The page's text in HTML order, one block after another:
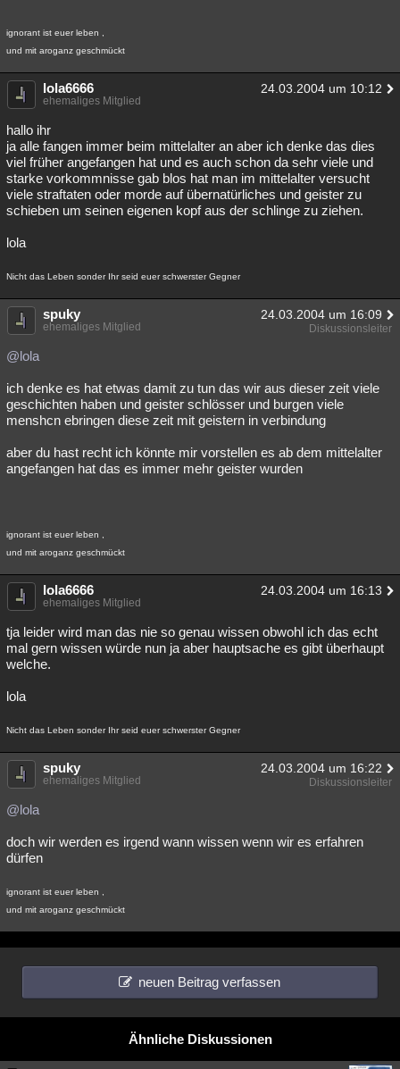
ignorant ist euer leben ,
und mit aroganz geschmückt
lola6666 24.03.2004 um 10:12
ehemaliges Mitglied
hallo ihr
ja alle fangen immer beim mittelalter an aber ich denke das dies
viel früher angefangen hat und es auch schon da sehr viele und
starke vorkommnisse gab blos hat man im mittelalter versucht
viele straftaten oder morde auf übernatürliches und geister zu
schieben um seinen eigenen kopf aus der schlinge zu ziehen.
lola
Nicht das Leben sonder Ihr seid euer schwerster Gegner
spuky 24.03.2004 um 16:09
ehemaliges Mitglied Diskussionsleiter
@lola
ich denke es hat etwas damit zu tun das wir aus dieser zeit viele
geschichten haben und geister schlösser und burgen viele
menshcn ebringen diese zeit mit geistern in verbindung
aber du hast recht ich könnte mir vorstellen es ab dem mittelalter
angefangen hat das es immer mehr geister wurden
ignorant ist euer leben ,
und mit aroganz geschmückt
lola6666 24.03.2004 um 16:13
ehemaliges Mitglied
tja leider wird man das nie so genau wissen obwohl ich das echt
mal gern wissen würde nun ja aber hauptsache es gibt überhaupt
welche.
lola
Nicht das Leben sonder Ihr seid euer schwerster Gegner
spuky 24.03.2004 um 16:22
ehemaliges Mitglied Diskussionsleiter
@lola
doch wir werden es irgend wann wissen wenn wir es erfahren
dürfen
ignorant ist euer leben ,
und mit aroganz geschmückt
neuen Beitrag verfassen
Ähnliche Diskussionen